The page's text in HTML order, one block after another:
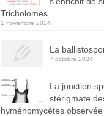
Tricholomes
1 novembre 2024
La
7 octobre 2024
La jonction
stérigmate
hyménomycètes